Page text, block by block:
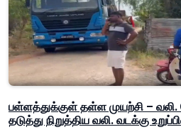
பள்ளத்துக்குள் தள்ள முயற்சி – வலி.
தடுத்து நிறுத்திய வலி. வடக்கு